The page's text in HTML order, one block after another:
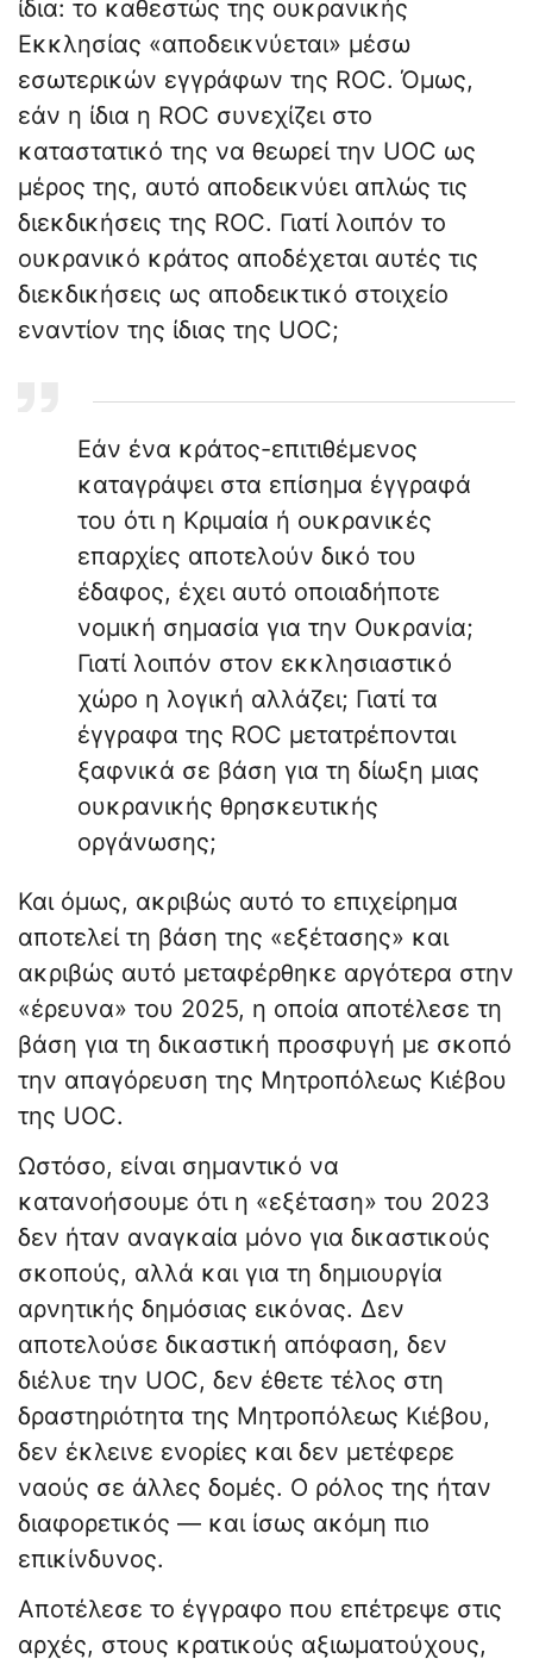
ίδια: το καθεστώς της ουκρανικής
Εκκλησίας «αποδεικνύεται» μέσω
εσωτερικών εγγράφων της ROC. Όμως,
εάν η ίδια η ROC συνεχίζει στο
καταστατικό της να θεωρεί την UOC ως
μέρος της, αυτό αποδεικνύει απλώς τις
διεκδικήσεις της ROC. Γιατί λοιπόν το
ουκρανικό κράτος αποδέχεται αυτές τις
διεκδικήσεις ως αποδεικτικό στοιχείο
εναντίον της ίδιας της UOC;
Εάν ένα κράτος-επιτιθέμενος
καταγράψει στα επίσημα έγγραφά
του ότι η Κριμαία ή ουκρανικές
επαρχίες αποτελούν δικό του
έδαφος, έχει αυτό οποιαδήποτε
νομική σημασία για την Ουκρανία;
Γιατί λοιπόν στον εκκλησιαστικό
χώρο η λογική αλλάζει; Γιατί τα
έγγραφα της ROC μετατρέπονται
ξαφνικά σε βάση για τη δίωξη μιας
ουκρανικής θρησκευτικής
οργάνωσης;
Και όμως, ακριβώς αυτό το επιχείρημα
αποτελεί τη βάση της «εξέτασης» και
ακριβώς αυτό μεταφέρθηκε αργότερα στην
«έρευνα» του 2025, η οποία αποτέλεσε τη
βάση για τη δικαστική προσφυγή με σκοπό
την απαγόρευση της Μητροπόλεως Κιέβου
της UOC.
Ωστόσο, είναι σημαντικό να
κατανοήσουμε ότι η «εξέταση» του 2023
δεν ήταν αναγκαία μόνο για δικαστικούς
σκοπούς, αλλά και για τη δημιουργία
αρνητικής δημόσιας εικόνας. Δεν
αποτελούσε δικαστική απόφαση, δεν
διέλυε την UOC, δεν έθετε τέλος στη
δραστηριότητα της Μητροπόλεως Κιέβου,
δεν έκλεινε ενορίες και δεν μετέφερε
ναούς σε άλλες δομές. Ο ρόλος της ήταν
διαφορετικός — και ίσως ακόμη πιο
επικίνδυνος.
Αποτέλεσε το έγγραφο που επέτρεψε στις
αρχές, στους κρατικούς αξιωματούχους,